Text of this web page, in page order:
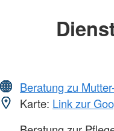
Beratung zu
Karte: Link zur